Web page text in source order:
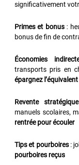
significativement
Primes et bonus:
bonus de fin de
Économies
transports pris en
épargnez l’équivalent
Revente stratégique
manuels scolaires,
rentrée pour écouler
Tips et pourboires:
pourboires reçus